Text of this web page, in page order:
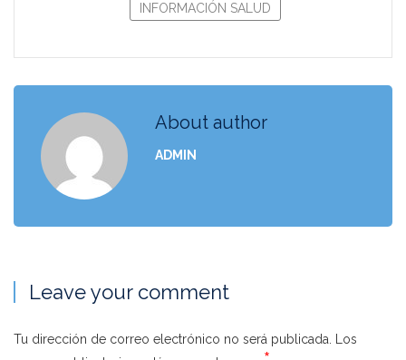
INFORMACIÓN SALUD
About author
ADMIN
Leave your comment
Tu dirección de correo electrónico no será publicada.
Los